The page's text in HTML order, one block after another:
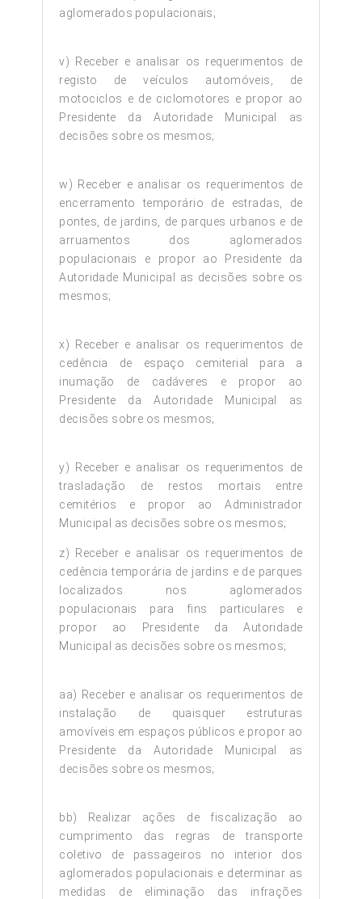
aglomerados populacionais;
v) Receber e analisar os requerimentos de
registo de veículos automóveis, de
motociclos e de ciclomotores e propor ao
Presidente da Autoridade Municipal as
decisões sobre os mesmos;
w) Receber e analisar os requerimentos de
encerramento temporário de estradas, de
pontes, de jardins, de parques urbanos e de
arruamentos dos aglomerados
populacionais e propor ao Presidente da
Autoridade Municipal as decisões sobre os
mesmos;
x) Receber e analisar os requerimentos de
cedência de espaço cemiterial para a
inumação de cadáveres e propor ao
Presidente da Autoridade Municipal as
decisões sobre os mesmos;
y) Receber e analisar os requerimentos de
trasladação de restos mortais entre
cemitérios e propor ao Administrador
Municipal as decisões sobre os mesmos;
z) Receber e analisar os requerimentos de
cedência temporária de jardins e de parques
localizados nos aglomerados
populacionais para fins particulares e
propor ao Presidente da Autoridade
Municipal as decisões sobre os mesmos;
aa) Receber e analisar os requerimentos de
instalação de quaisquer estruturas
amovíveis em espaços públicos e propor ao
Presidente da Autoridade Municipal as
decisões sobre os mesmos;
bb) Realizar ações de fiscalização ao
cumprimento das regras de transporte
coletivo de passageiros no interior dos
aglomerados populacionais e determinar as
medidas de eliminação das infrações